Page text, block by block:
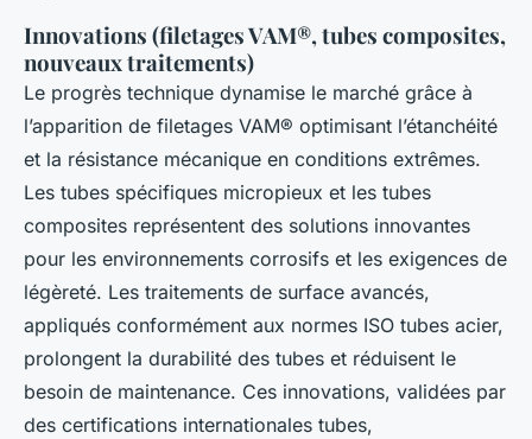
Innovations (filetages VAM®, tubes composites,
nouveaux traitements)
Le progrès technique dynamise le marché grâce à
l’apparition de filetages VAM® optimisant l’étanchéité
et la résistance mécanique en conditions extrêmes.
Les tubes spécifiques micropieux et les tubes
composites représentent des solutions innovantes
pour les environnements corrosifs et les exigences de
légèreté. Les traitements de surface avancés,
appliqués conformément aux normes ISO tubes acier,
prolongent la durabilité des tubes et réduisent le
besoin de maintenance. Ces innovations, validées par
des certifications internationales tubes,